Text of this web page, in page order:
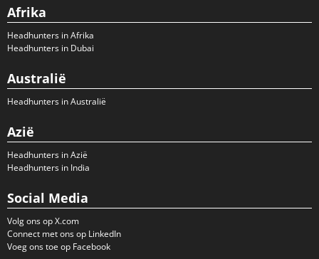
Afrika
Headhunters in Afrika
Headhunters in Dubai
Australië
Headhunters in Australië
Azië
Headhunters in Azië
Headhunters in India
Social Media
Volg ons op X.com
Connect met ons op LinkedIn
Voeg ons toe op Facebook